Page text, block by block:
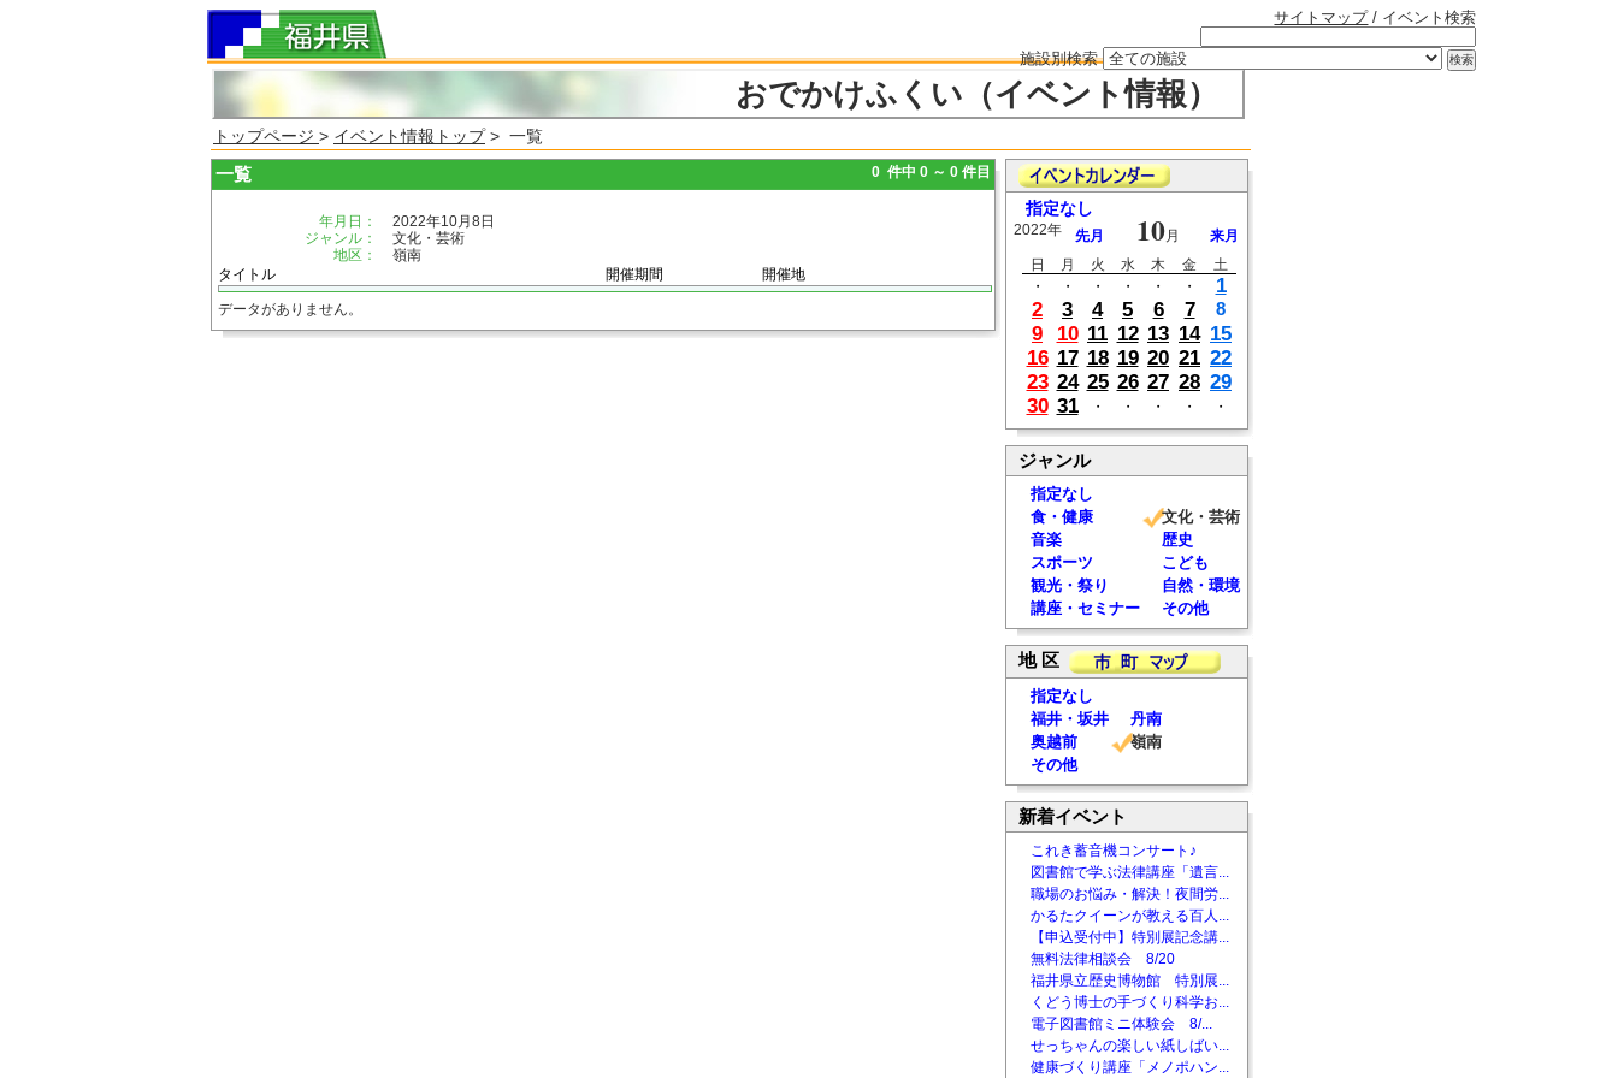
サイトマップ/ イベント検索
施設別検索
おでかけふくい（イベント情報）
トップページ > イベント情報トップ> 一覧
一覧 0 件中 0 ～ 0 件目
年月日：
2022年10月8日
ジャンル：
文化・芸術
地区：
嶺南
タイトル
開催期間 開催地
データがありません。
指定なし
2022年 先月 10月
来月
日
月 火 水 木 金
土
・
・ ・ ・ ・ ・
1
2
3 4 5 6 7 8
9 10 11 12 13 14 15
16 17 18 19 20 21 22
23 24 25 26 27 28 29
30 31 ・ ・ ・ ・ ・
ジャンル
指定なし
食・健康
文化・芸術
音楽
歴史
スポーツ
こども
観光・祭り
自然・環境
講座・セミナー
その他
地 区
指定なし
福井・坂井
丹南
奥越前
嶺南
その他
新着イベント
これき蓄音機コンサート♪
図書館で学ぶ法律講座「遺言...
職場のお悩み・解決！夜間労...
かるたクイーンが教える百人...
【申込受付中】特別展記念講...
無料法律相談会 8/20
福井県立歴史博物館 特別展...
くどう博士の手づくり科学お...
電子図書館ミニ体験会 8/...
せっちゃんの楽しい紙しばい...
健康づくり講座「メノポハン...